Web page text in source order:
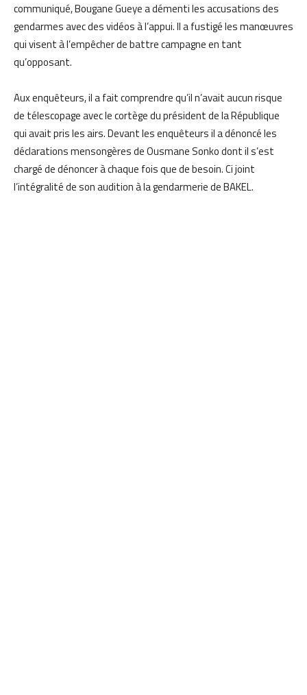
communiqué, Bougane Gueye a démenti les accusations des
gendarmes avec des vidéos à l’appui. Il a fustigé les manœuvres
qui visent à l’empêcher de battre campagne en tant
qu’opposant.
Aux enquêteurs, il a fait comprendre qu’il n’avait aucun risque
de télescopage avec le cortège du président de la République
qui avait pris les airs. Devant les enquêteurs il a dénoncé les
déclarations mensongères de Ousmane Sonko dont il s’est
chargé de dénoncer à chaque fois que de besoin. Ci joint
l’intégralité de son audition à la gendarmerie de BAKEL.